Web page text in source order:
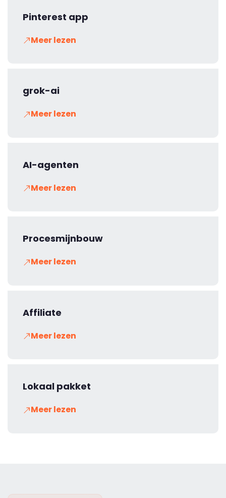
Pinterest app
Meer lezen
grok-ai
Meer lezen
AI-agenten
Meer lezen
Procesmijnbouw
Meer lezen
Affiliate
Meer lezen
Lokaal pakket
Meer lezen